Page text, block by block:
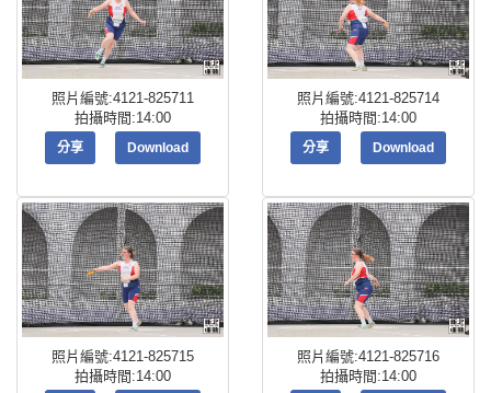
照片編號:4121-825711
拍攝時間:14:00
分享 Download
照片編號:4121-825714
拍攝時間:14:00
分享 Download
照片編號:4121-825715
拍攝時間:14:00
照片編號:4121-825716
拍攝時間:14:00